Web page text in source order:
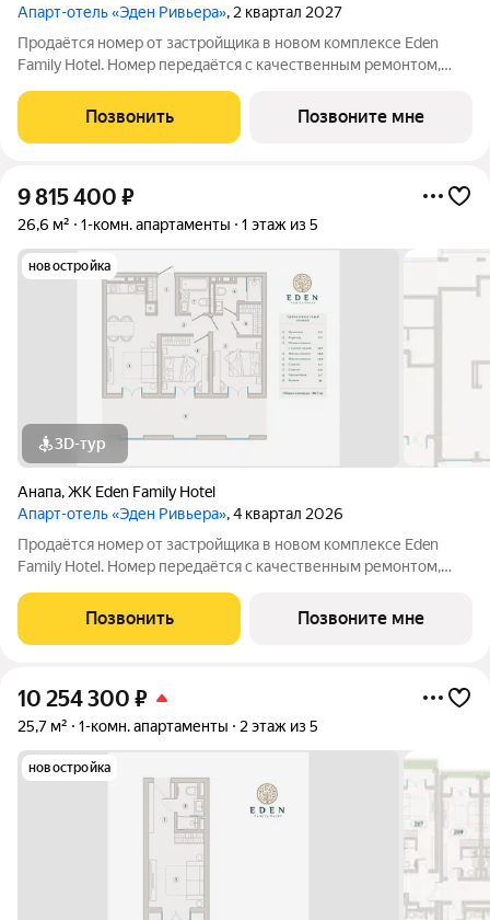
Апарт-отель «Эден Ривьера», 2 квартал 2027
Продаётся номер от застройщика в новом комплексе Eden
Family Hotel. Номер передаётся с качественным ремонтом,
заселению или сдаче в аренду. Прямая продажа от
застройщика, прозрачные условия,
Позвонить Позвоните мне
9 815 400 ₽
26,6 м² 1-комн. апартаменты 1 этаж из 5
новостройка
3D-тур
Анапа,ЖК Eden Family Hotel
Апарт-отель «Эден Ривьера», 4 квартал 2026
Продаётся номер от застройщика в новом комплексе Eden
Family Hotel. Номер передаётся с качественным ремонтом,
заселению или сдаче в аренду. Прямая продажа от
застройщика, прозрачные условия,
Позвонить Позвоните мне
10 254 300 ₽
25,7 м² 1-комн. апартаменты 2 этаж из 5
новостройка